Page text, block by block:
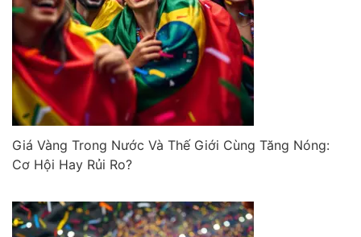
Giá Vàng Trong Nước Và Thế Giới Cùng Tăng Nóng:
Cơ Hội Hay Rủi Ro?